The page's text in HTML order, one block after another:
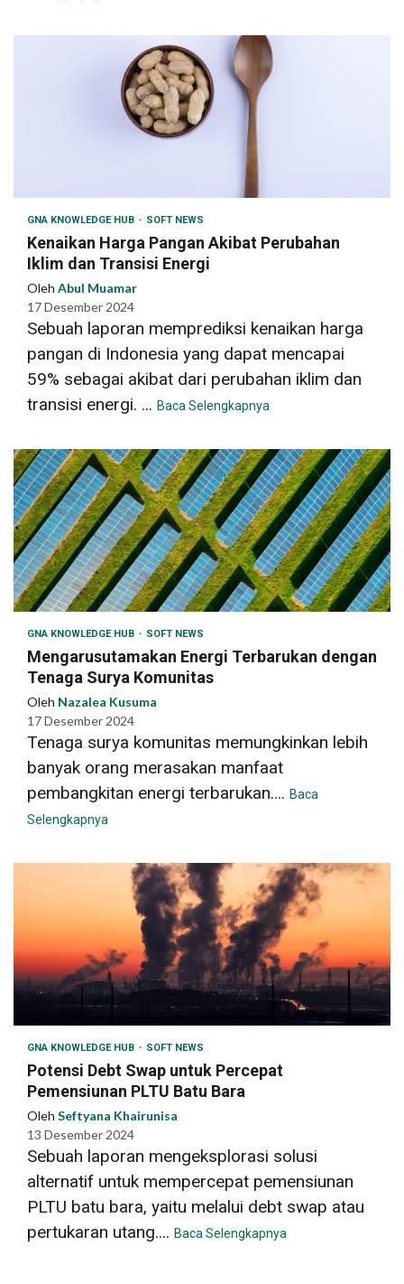
GNA KNOWLEDGE HUB SOFT NEWS
Kenaikan Harga Pangan Akibat Perubahan
Iklim dan Transisi Energi
Oleh Abul Muamar
17 Desember 2024
Sebuah laporan memprediksi kenaikan harga
pangan di Indonesia yang dapat mencapai
59% sebagai akibat dari perubahan iklim dan
transisi energi. ... Baca Selengkapnya
GNA KNOWLEDGE HUB SOFT NEWS
Mengarusutamakan Energi Terbarukan dengan
Tenaga Surya Komunitas
Oleh Nazalea Kusuma
17 Desember 2024
Tenaga surya komunitas memungkinkan lebih
banyak orang merasakan manfaat
pembangkitan energi terbarukan.... Baca
Selengkapnya
GNA KNOWLEDGE HUB SOFT NEWS
Potensi Debt Swap untuk Percepat
Pemensiunan PLTU Batu Bara
Oleh Seftyana Khairunisa
13 Desember 2024
Sebuah laporan mengeksplorasi solusi
alternatif untuk mempercepat pemensiunan
PLTU batu bara, yaitu melalui debt swap atau
pertukaran utang.... Baca Selengkapnya